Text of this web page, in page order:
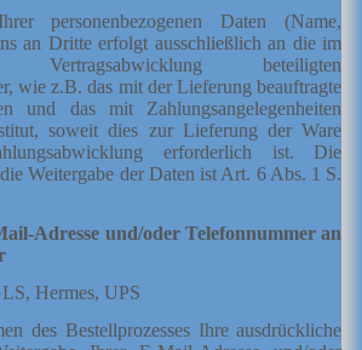
personenbezogenen Daten (Name,
an Dritte erfolgt ausschließlich an die im
beteiligten
wie z.B. das mit der Lieferung beauftragte
und das mit Zahlungsangelegenheiten
soweit dies zur Lieferung der Ware
erforderlich ist. Die
Weitergabe der Daten ist Art. 6 Abs. 1 S.
Adresse und/oder Telefonnummer an
Hermes, UPS
des Bestellprozesses Ihre ausdrückliche